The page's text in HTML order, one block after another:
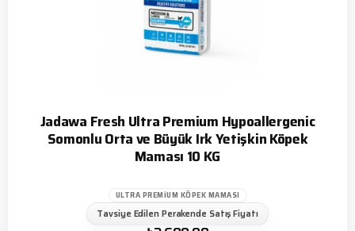
Jadawa Fresh Ultra Premium Hypoallergenic
Somonlu Orta ve Büyük Irk Yetişkin Köpek
Maması 10 KG
ULTRA PREMIUM KÖPEK MAMASI
Tavsiye Edilen Perakende Satış Fiyatı